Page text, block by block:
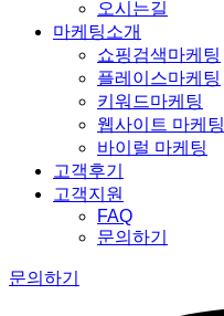
오시는길
마케팅소개
쇼핑검색마케팅
플레이스마케팅
키워드마케팅
웹사이트 마케팅
바이럴 마케팅
고객후기
고객지원
FAQ
문의하기
문의하기